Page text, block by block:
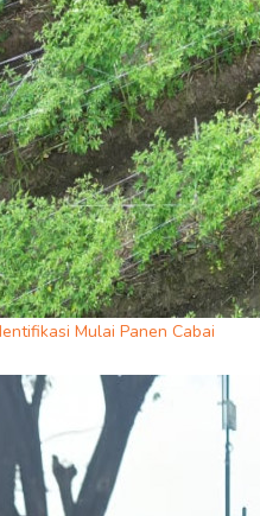
Mulai Panen Cabai